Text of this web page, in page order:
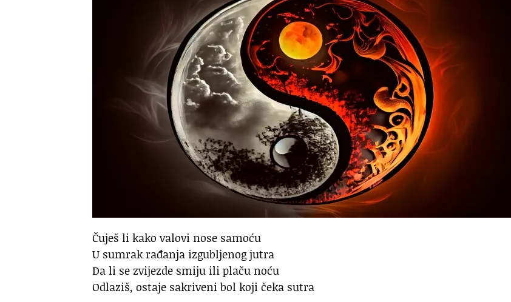
Čuješ li kako valovi nose samoću
U sumrak rađanja izgubljenog jutra
Da li se zvijezde smiju ili plaču noću
Odlaziš, ostaje sakriveni bol koji čeka sutra